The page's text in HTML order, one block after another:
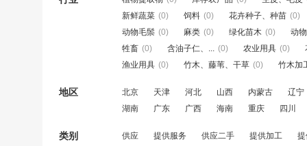
新鲜蔬菜 (0) 饲料 (0) 花卉种子、种苗 (0)
动物毛鬃 (0) 麻类 (0) 绿化苗木 (0)
动
牲畜 (0) 含油子仁、... (0) 农业用具 (0)
渔业用具 (0) 竹木、藤苇、干草 (0) 竹木加
地区 北京 天津 河北 山西 内蒙古
辽宁
湖南
广东 广西 海南 重庆 四川
类别 供应 提供服务 供应二手 提供加工